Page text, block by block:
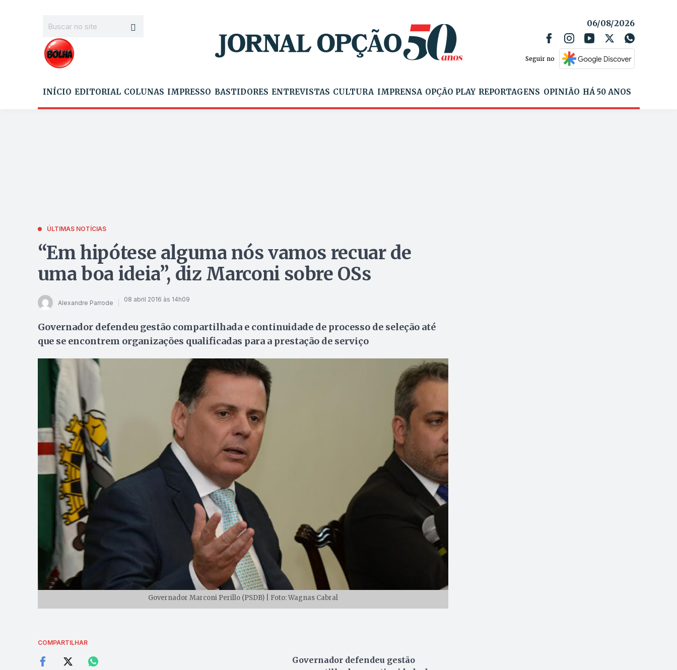
06/08/2026
Seguir no
INÍCIO EDITORIAL COLUNAS IMPRESSO BASTIDORES ENTREVISTAS CULTURA IMPRENSA OPÇÃO PLAY REPORTAGENS OPINIÃO HÁ 50 ANOS
ÚLTIMAS NOTÍCIAS
“Em hipótese alguma nós vamos recuar de
uma boa ideia”, diz Marconi sobre OSs
Alexandre Parrode 08 abril 2016 às 14h09
Governador defendeu gestão compartilhada e continuidade de processo de seleção até
que se encontrem organizações qualificadas para a prestação de serviço
Governador Marconi Perillo (PSDB) | Foto: Wagnas Cabral
COMPARTILHAR
Governador defendeu gestão